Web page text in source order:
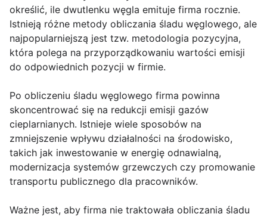
określić, ile dwutlenku węgla emituje firma rocznie.
Istnieją różne metody obliczania śladu węglowego, ale
najpopularniejszą jest tzw. metodologia pozycyjna,
która polega na przyporządkowaniu wartości emisji
do odpowiednich pozycji w firmie.
Po obliczeniu śladu węglowego firma powinna
skoncentrować się na redukcji emisji gazów
cieplarnianych. Istnieje wiele sposobów na
zmniejszenie wpływu działalności na środowisko,
takich jak inwestowanie w energię odnawialną,
modernizacja systemów grzewczych czy promowanie
transportu publicznego dla pracowników.
Ważne jest, aby firma nie traktowała obliczania śladu